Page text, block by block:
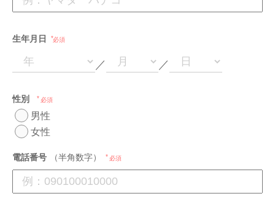
生年月日 必須
／ ／
性別 必須
男性
女性
電話番号 （半角数字） 必須